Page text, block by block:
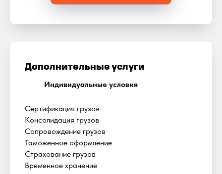
Дополнительные услуги
Индивидуальные условия
Сертификация грузов
Консолидация грузов
Сопровождение грузов
Таможенное оформление
Страхование грузов
Временное хранение